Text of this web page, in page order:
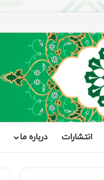
انتشارات درباره ما